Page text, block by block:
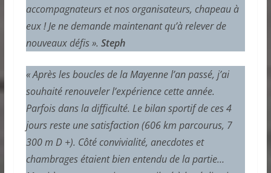
accompagnateurs et nos organisateurs, chapeau à
eux ! Je ne demande maintenant qu’à relever de
nouveaux défis ». Steph
« Après les boucles de la Mayenne l’an passé, j’ai
souhaité renouveler l’expérience cette année.
Parfois dans la difficulté. Le bilan sportif de ces 4
jours reste une satisfaction (606 km parcourus, 7
300 m D +). Côté convivialité, anecdotes et
chambrages étaient bien entendu de la partie…